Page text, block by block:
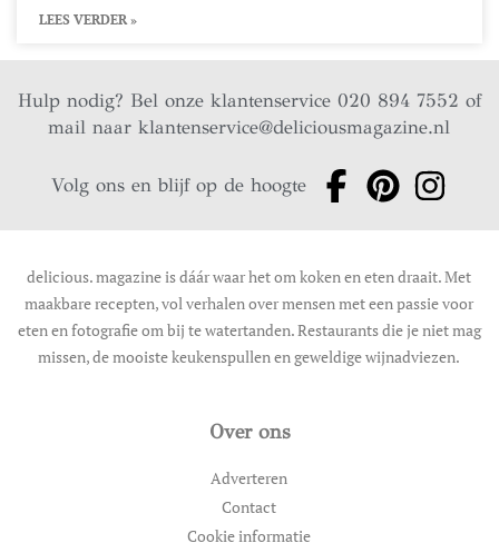
LEES VERDER »
Hulp nodig? Bel onze klantenservice 020 894 7552 of
mail naarklantenservice@deliciousmagazine.nl
Volg ons en blijf op de hoogte
delicious. magazine is dáár waar het om koken en eten draait. Met
maakbare recepten, vol verhalen over mensen met een passie voor
eten en fotografie om bij te watertanden. Restaurants die je niet mag
missen, de mooiste keukenspullen en geweldige wijnadviezen.
Over ons
Adverteren
Contact
Cookie informatie